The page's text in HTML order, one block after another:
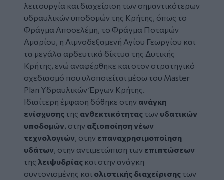
λειτουργία και διαχείριση των σημαντικότερων
υδραυλικών υποδομών της Κρήτης, όπως το
Φράγμα Αποσελέμη, το Φράγμα Ποταμών
Αμαρίου, η Λιμνοδεξαμενή Αγίου Γεωργίου και
τα μεγάλα αρδευτικά δίκτυα της Δυτικής
Κρήτης, ενώ αναφέρθηκε και στον στρατηγικό
σχεδιασμό που υλοποιείται μέσω του Master
Plan Υδραυλικών Έργων Κρήτης.
Ιδιαίτερη έμφαση δόθηκε στην ανάγκη
ενίσχυσηςτης ανθεκτικότηταςτων υδατικών
υποδομών, στην αξιοποίηση νέων
τεχνολογιών, στην επαναχρησιμοποίηση
υδάτων, στην αντιμετώπιση των επιπτώσεων
της λειψυδρίας και στην ανάγκη
συντονισμένης και ολιστικής διαχείρισηςτων